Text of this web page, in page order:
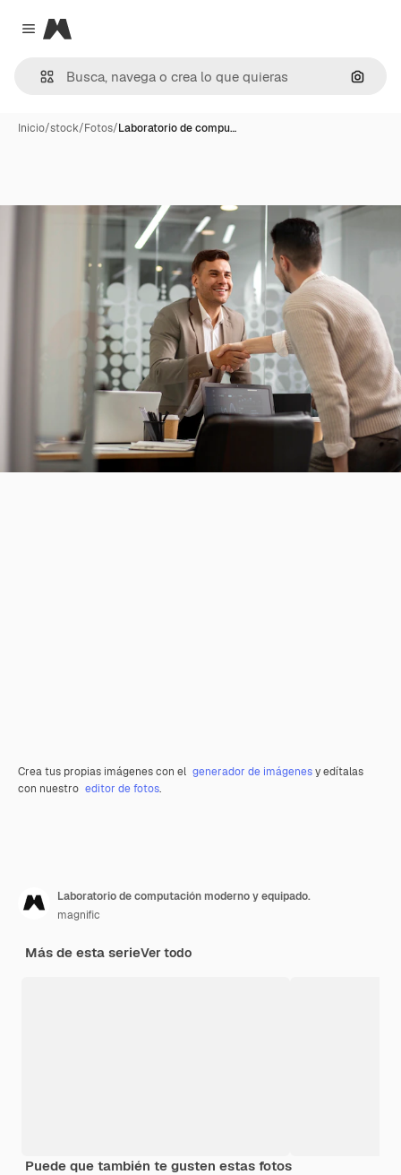
Close menu
Magnific
Inicio/stock/Fotos/Laboratorio de compu…
Crea tus propias imágenes con el generador de imágenesy edítalas
con nuestro editor de fotos.
Laboratorio de computación moderno y equipado.
magnific
Más de esta serieVer todo
Puede que también te gusten estas fotos